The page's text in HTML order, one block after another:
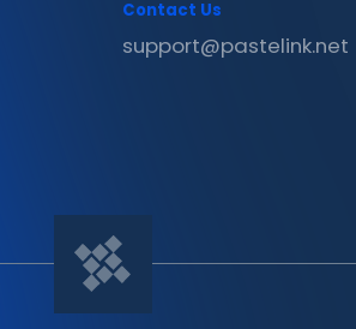
Contact Us
support@pastelink.net